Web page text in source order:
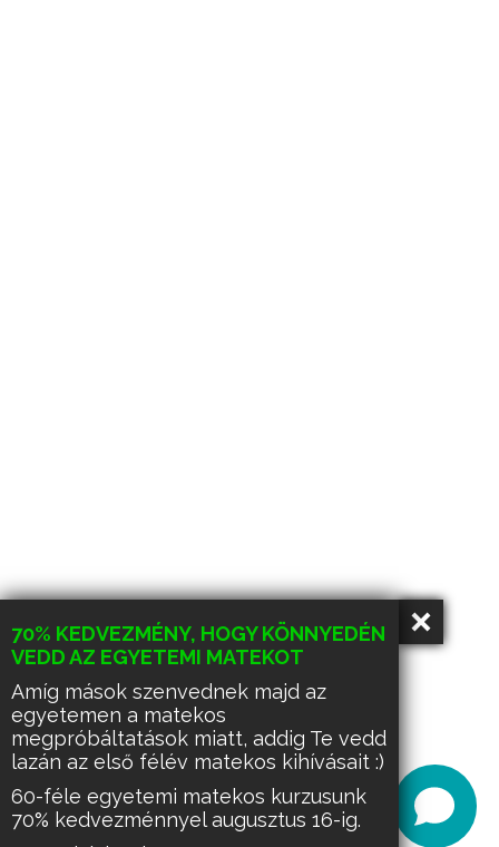
70% KEDVEZMÉNY, HOGY KÖNNYEDÉN
VEDD AZ EGYETEMI MATEKOT
Amíg mások szenvednek majd az
egyetemen a matekos
megpróbáltatások miatt, addig Te vedd
lazán az első félév matekos kihívásait :)
60-féle egyetemi matekos kurzusunk
70% kedvezménnyel augusztus 16-ig.